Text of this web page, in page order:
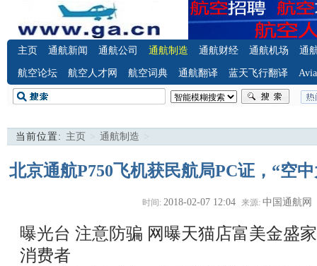
主页 通航新闻 通航公司 通航制造 通航财经 通航机场 通
航空论坛 航空人才网 航空词典 通航翻译 蓝天飞行翻译
当前位置: 主页 > 通航制造 >
北京通航P750飞机获民航局PC证，“空
时间: 2018-02-07 12:04 来源: 中国通航网
曝光台 注意防骗 网曝天猫店富美金盛
消费者